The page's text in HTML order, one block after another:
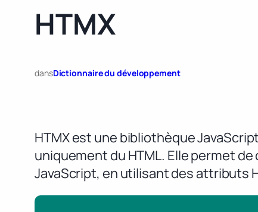
HTMX
dansDictionnaire du développement
HTMX est une bibliothèque
uniquement du HTML. Elle permet
JavaScript, en utilisant des attributs